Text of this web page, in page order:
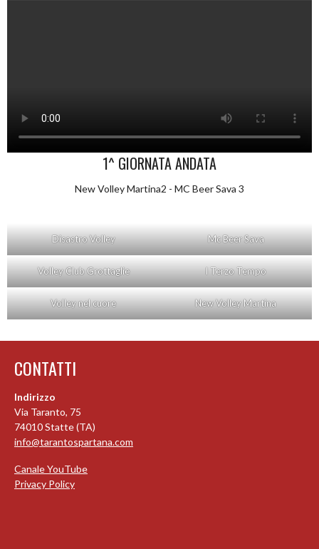
1^ GIORNATA ANDATA
New Volley Martina2 - MC Beer Sava 3
Disastro Volley Mc Beer Sava
Volley Club Grottaglie I Terzo Tempo
Volley nel cuore New Volley Martina
CONTATTI
Indirizzo
Via Taranto, 75
74010 Statte (TA)
info@tarantospartana.com
Canale YouTube
Privacy Policy